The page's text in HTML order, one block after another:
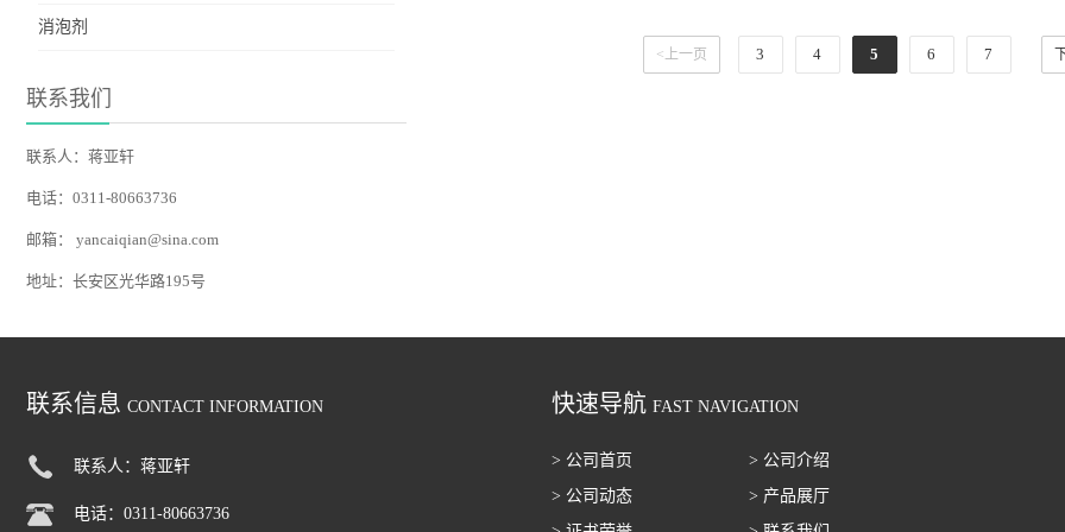
消泡剂
联系我们
联系人：蒋亚轩
电话：0311-80663736
邮箱： yancaiqian@sina.com
地址：长安区光华路195号
<上一页 3 4 5 6 7
联系信息 CONTACT INFORMATION
联系人：蒋亚轩
电话：0311-80663736
快速导航 FAST NAVIGATION
> 公司首页
> 公司介绍
> 公司动态
> 产品展厅